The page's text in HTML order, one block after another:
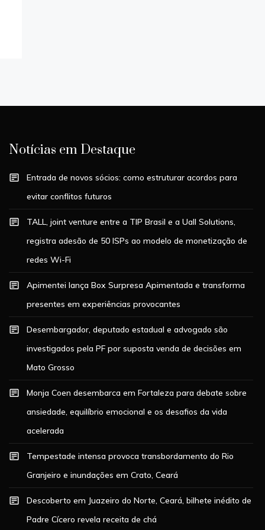
Notícias em Destaque
Entrada de novos sócios: como estruturar acordos para
evitar conflitos futuros
TALL, joint venture entre a TIP Brasil e a Uall Solutions,
registra adesão de 50 ISPs ao modelo de monetização de
redes Wi-Fi
Apimentei lança Box Surpresa Apimentada e transforma
presentes em experiências provocantes
Desembargador, deputado estadual e advogado são
investigados pela PF por suposta venda de decisões em
Mato Grosso
Monja Coen desembarca em Fortaleza para debate sobre
ansiedade, equilíbrio emocional e os desafios da vida
acelerada
Tempestade intensa provoca transbordamento do Rio
Granjeiro e inundações em Crato, Ceará
Descoberto em Juazeiro do Norte, Ceará, bilhete inédito de
Padre Cícero revela receita de chá